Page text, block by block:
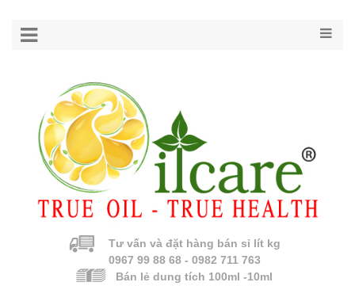
Tư vấn và đặt hàng bán sỉ lít kg
0967 99 88 68 - 0982 711 763
Bán lẻ dung tích 100ml -10ml